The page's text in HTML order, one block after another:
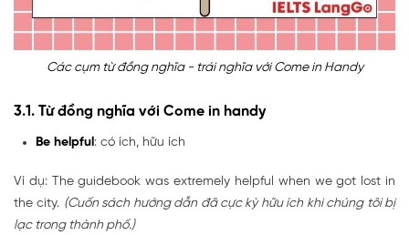
Các cụm từ đồng nghĩa - trái nghĩa với Come in Handy
3.1. Từ đồng nghĩa với Come in handy
Be helpful: có ích, hữu ích
Ví dụ: The guidebook was extremely helpful when we got lost in
the city. (Cuốn sách hướng dẫn đã cực kỳ hữu ích khi chúng tôi bị
lạc trong thành phố.)